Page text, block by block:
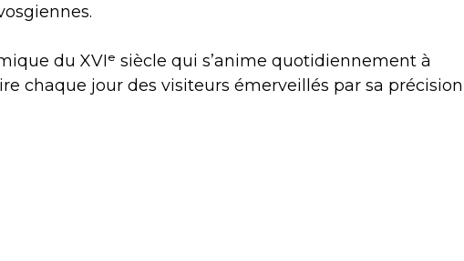
du XVIᵉ siècle qui s’anime quotidiennement à
chaque jour des visiteurs émerveillés par sa précision